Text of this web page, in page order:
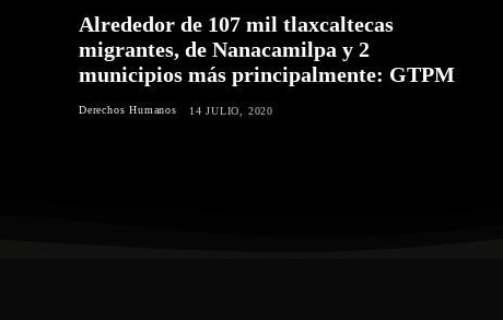
Alrededor de 107 mil tlaxcaltecas
migrantes, de Nanacamilpa y 2
municipios más principalmente: GTPM
Derechos Humanos 14 JULIO, 2020